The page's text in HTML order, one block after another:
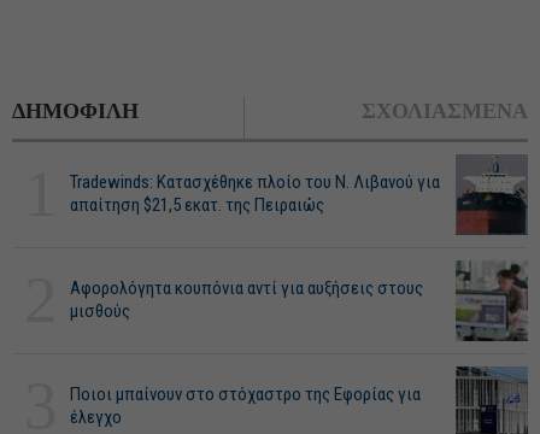
ΔΗΜΟΦΙΛΗ ΣΧΟΛΙΑΣΜΕΝΑ
Tradewinds: Κατασχέθηκε πλοίο του Ν. Λιβανού για
απαίτηση $21,5 εκατ. της Πειραιώς
Αφορολόγητα κουπόνια αντί για αυξήσεις στους
μισθούς
Ποιοι μπαίνουν στο στόχαστρο της Εφορίας για
έλεγχο